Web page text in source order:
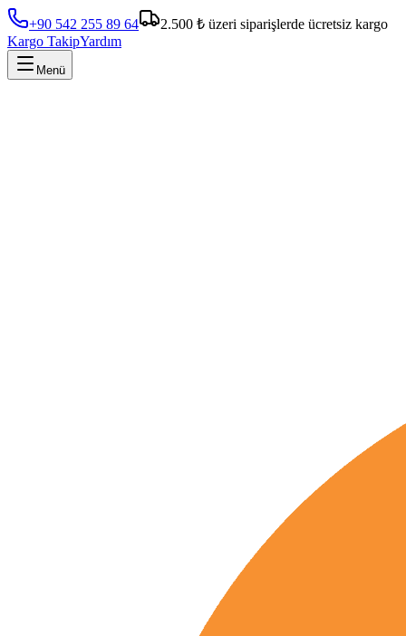
+90 542 255 89 64
2.500 ₺ üzeri siparişlerde ücretsiz kargo
Kargo TakipYardım
Menü